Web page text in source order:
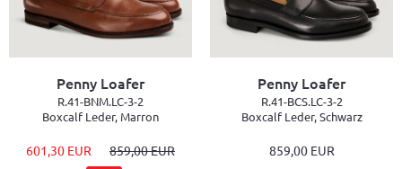
Penny Loafer
R.41-BNM.LC-3-2
Boxcalf Leder, Marron
601,30 EUR 859,00 EUR
Penny Loafer
R.41-BCS.LC-3-2
Boxcalf Leder, Schwarz
859,00 EUR